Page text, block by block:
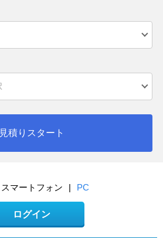
見積りスタート
スマートフォン | PC
ログイン